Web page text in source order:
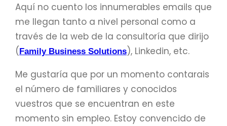
Aquí no cuento los innumerables emails que
me llegan tanto a nivel personal como a
través de la web de la consultoría que dirijo
(Family Business Solutions), Linkedin, etc.
Me gustaría que por un momento contarais
el número de familiares y conocidos
vuestros que se encuentran en este
momento sin empleo. Estoy convencido de